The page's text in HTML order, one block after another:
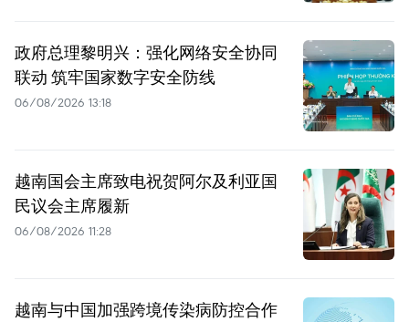
政府总理黎明兴：强化网络安全协同
联动 筑牢国家数字安全防线
06/08/2026 13:18
越南国会主席致电祝贺阿尔及利亚国
民议会主席履新
06/08/2026 11:28
越南与中国加强跨境传染病防控合作